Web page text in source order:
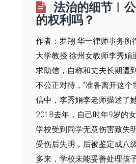
法治的细节︱
的权利吗？
作者：罗翔 华一律师事务所
大学教授 徐州女教师李秀娟
求助信，自称和丈夫长期遭
不公正对待，“准备离开这个
信中，李秀娟李老师描述了
2018去年，自己时年9岁的
学校受到同学无意伤害致失
受伤后失明，后被鉴定成八
多来，学校未能妥善处理孩